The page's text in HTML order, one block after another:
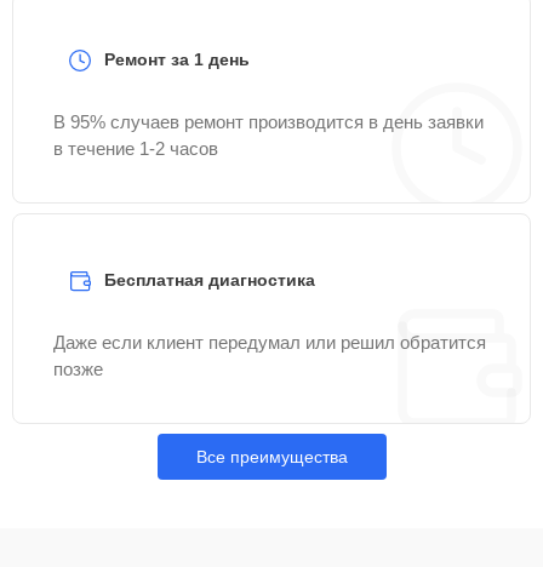
Ремонт за 1 день
В 95% случаев ремонт производится в день заявки
в течение 1-2 часов
Бесплатная диагностика
Даже если клиент передумал или решил обратится
позже
Все преимущества